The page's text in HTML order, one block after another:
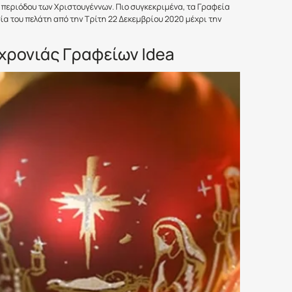
των Χριστουγέννων. Πιο συγκεκριμένα, τα Γραφεία
του πελάτη από την Τρίτη 22 Δεκεμβρίου 2020 μέχρι την
Γραφείων Idea